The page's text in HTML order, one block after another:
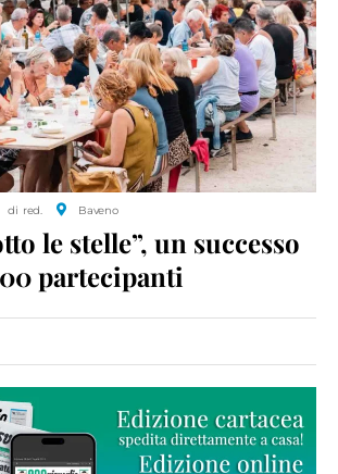
di red. Baveno
le stelle”, un successo
partecipanti